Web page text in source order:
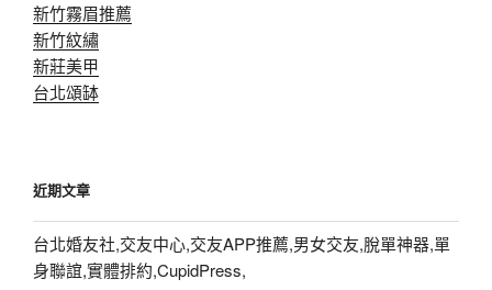
新竹霧眉推薦
新竹紋繡
新莊美甲
台北頌缽
近期文章
台北婚友社,交友中心,交友APP推薦,男女交友,脫單神器,單
身聯誼,實體排約,CupidPress,